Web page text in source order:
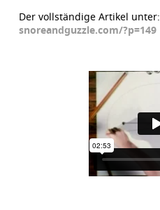
Der vollständige Artikel unter:
snoreandguzzle.com/?p=149